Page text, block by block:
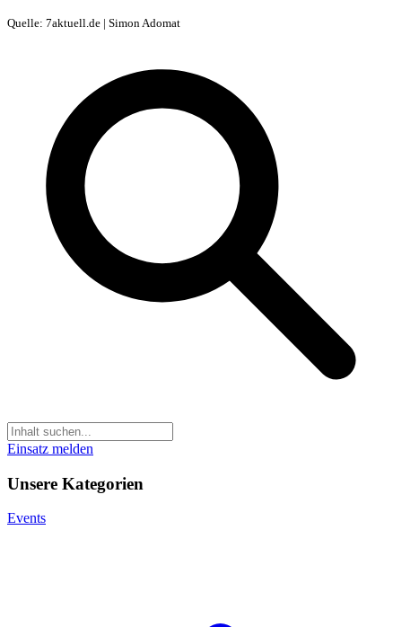
Quelle: 7aktuell.de | Simon Adomat
Einsatz melden
Unsere Kategorien
Events